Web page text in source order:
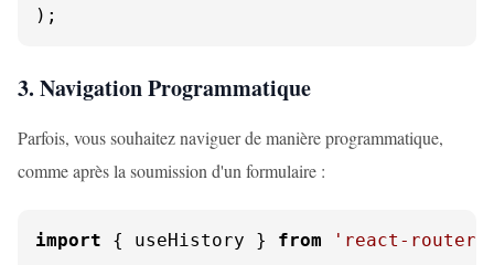
);
3. Navigation Programmatique
Parfois, vous souhaitez naviguer de manière programmatique,
comme après la soumission d'un formulaire :
import { useHistory } from 'react-router-